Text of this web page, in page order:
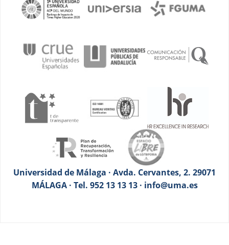
Universidad de Málaga · Avda. Cervantes, 2. 29071
MÁLAGA · Tel. 952 13 13 13 · info@uma.es